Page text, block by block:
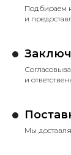
Подбираем
и
и
Мы